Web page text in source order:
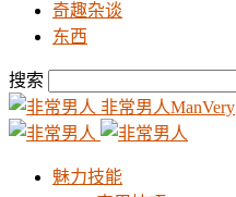
奇趣杂谈
东西
搜索
非常男人ManVery
魅力技能